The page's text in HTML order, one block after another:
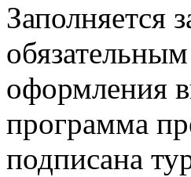
Заполняется
оформления
программа
подписана